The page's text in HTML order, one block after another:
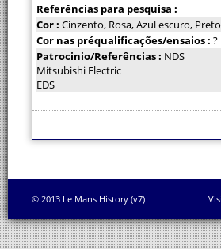
Referências para pesquisa :
Cor : Cinzento, Rosa, Azul escuro,
Cor nas préqualificações/ensaios : ?
Patrocinio/Referências : NDS
Mitsubishi Electric
EDS
© 2013 Le Mans History (v7)